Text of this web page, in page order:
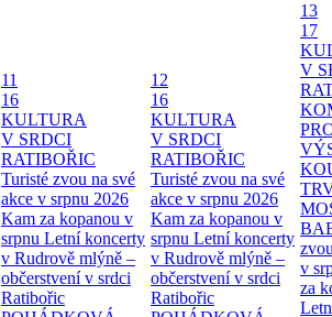
11
16
KULTURA
V SRDCI
RATIBOŘIC
Turisté zvou na své
akce v srpnu 2026
Kam za kopanou v
srpnu Letní koncerty
v Rudrově mlýně –
občerstvení v srdci
Ratibořic
12
16
KULTURA
V SRDCI
RATIBOŘIC
Turisté zvou na své
akce v srpnu 2026
Kam za kopanou v
srpnu Letní koncerty
v Rudrově mlýně –
občerstvení v srdci
Ratibořic
13
17
V
v
za